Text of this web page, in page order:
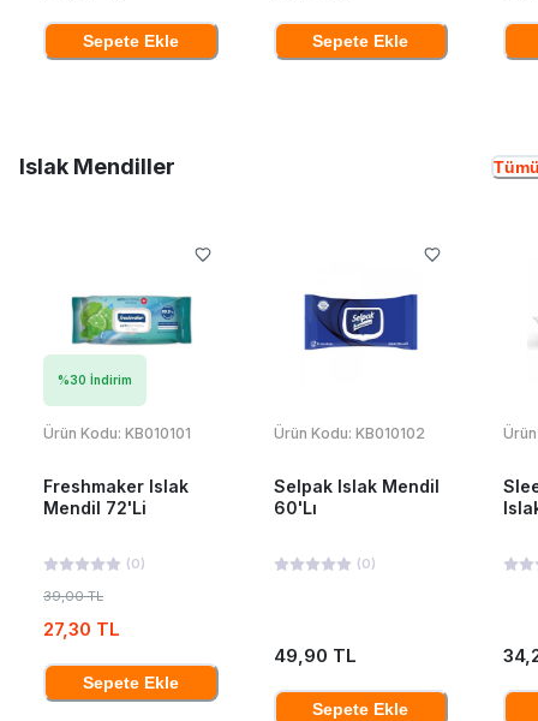
Sepete Ekle Sepete Ekle
Islak Mendiller
%30 İndirim
Ürün Kodu: KB010101
Freshmaker Islak
Mendil 72'Li
(0)
39,00 TL
27,30 TL
Sepete Ekle
Ürün Kodu: KB010102
Selpak Islak Mendil
60'Lı
(0)
49,90 TL
Sepete Ekle